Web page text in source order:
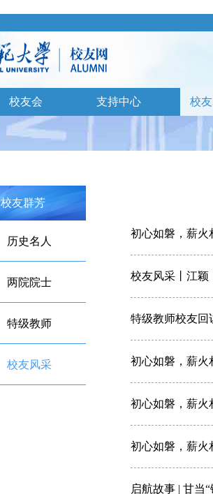
校友会 支持中心 校
校友群芳
历史名人
两院院士
特级教师
校友风采
初心如磐，薪
校友风采丨江颖
特级教师校友回
初心如磐，薪
初心如磐，薪
初心如磐，薪
启航故事 | 甘当